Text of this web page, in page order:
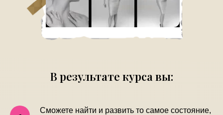
В результате курса вы:
Сможете найти и развить то самое состояние,